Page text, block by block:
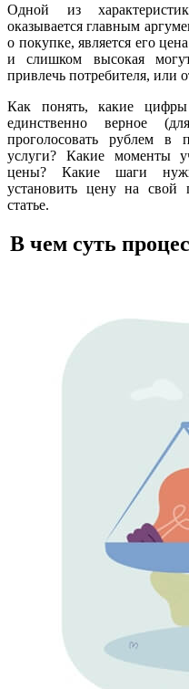
Одной из
оказывается главным
о покупке, является его
и слишком высокая
привлечь потребителя, или
Как понять, какие
единственно верное
проголосовать рублем в
услуги? Какие моменты
цены? Какие шаги
установить цену на
статье.
В чем суть